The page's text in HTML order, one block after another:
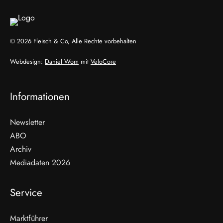
© 2026 Fleisch & Co, Alle Rechte vorbehalten
Webdesign: Daniel Wom mit VeloCore
Informationen
Newsletter
ABO
Archiv
Mediadaten 2026
Service
Marktführer